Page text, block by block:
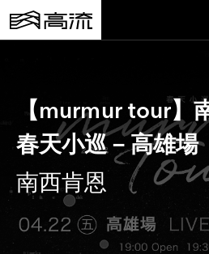
【murmur tour】
春天小巡－高雄場
南西肯恩